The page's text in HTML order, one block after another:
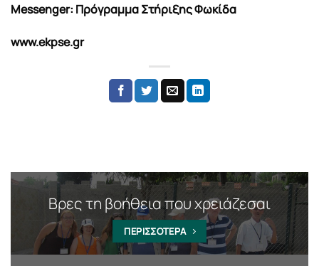
Messenger: Πρόγραμμα Στήριξης Φωκίδα
www.ekpse.gr
Βρες τη βοήθεια που χρειάζεσαι
ΠΕΡΙΣΣΟΤΕΡΑ